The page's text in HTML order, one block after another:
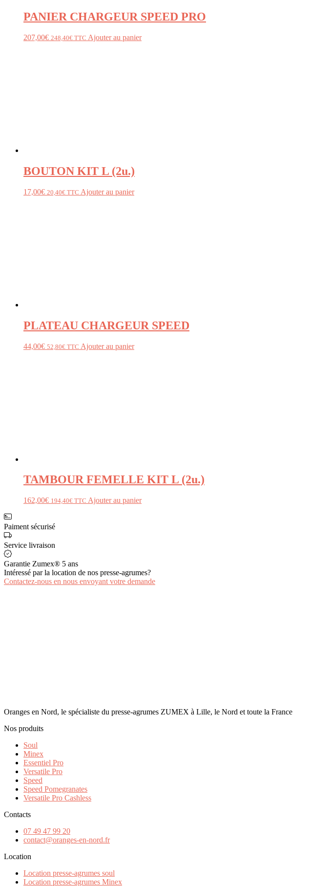
PANIER CHARGEUR SPEED PRO
207,00€ 248,40€ TTC Ajouter au panier
BOUTON KIT L (2u.)
17,00€ 20,40€ TTC Ajouter au panier
PLATEAU CHARGEUR SPEED
44,00€ 52,80€ TTC Ajouter au panier
TAMBOUR FEMELLE KIT L (2u.)
162,00€ 194,40€ TTC Ajouter au panier
Paiment sécurisé
Service livraison
Garantie Zumex® 5 ans
Intéressé par la location de nos presse-agrumes?
Contactez-nous en nous envoyant votre demande
Oranges en Nord, le spécialiste du presse-agrumes ZUMEX à Lille, le Nord et toute la France
Nos produits
Soul
Minex
Essentiel Pro
Versatile Pro
Speed
Speed Pomegranates
Versatile Pro Cashless
Contacts
07 49 47 99 20
contact@oranges-en-nord.fr
Location
Location presse-agrumes soul
Location presse-agrumes Minex